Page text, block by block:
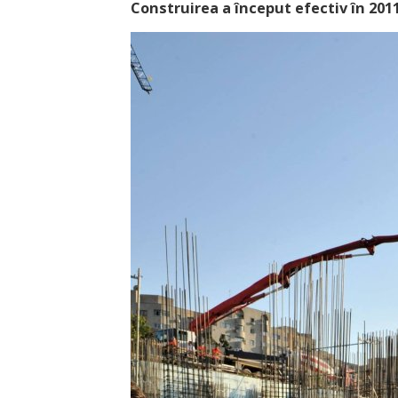
Construirea a început efectiv în